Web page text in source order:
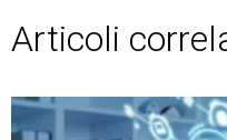
Articoli